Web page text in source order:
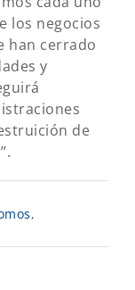
los negocios
han cerrado
y
de
,